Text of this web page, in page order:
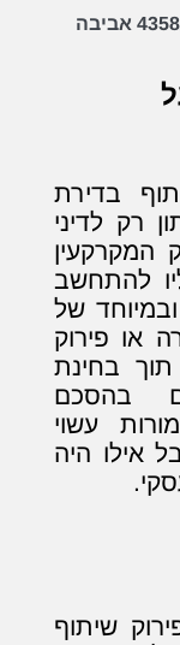
הנשיא (בדימ׳) א' ברק בעניין רע"א 4358/01 אביבה
בדירת
רק לדיני
המקרקעין
להתחשב
של
או פירוק
בחינת
בהסכם
עשוי
אילו היה
שיתוף